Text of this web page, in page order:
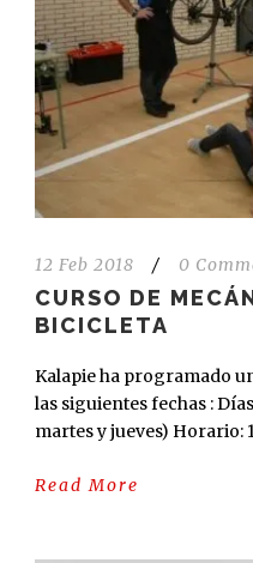
12 Feb 2018 / 0
CURSO DE
BICICLETA
Kalapie ha programado
las siguientes fechas :
martes y jueves) Horario:
Read More